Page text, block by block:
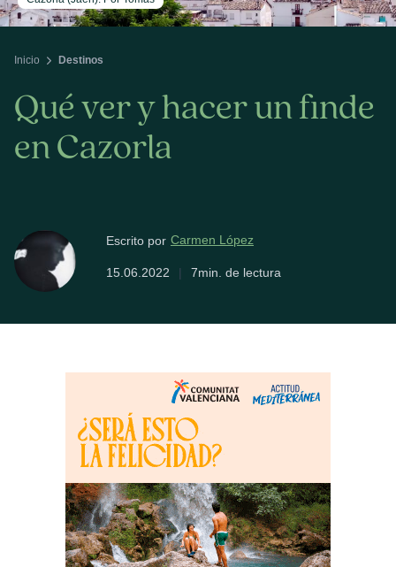
Inicio Destinos
Qué ver y hacer un finde
en Cazorla
Escrito por Carmen López
15.06.2022 | 7min. de lectura